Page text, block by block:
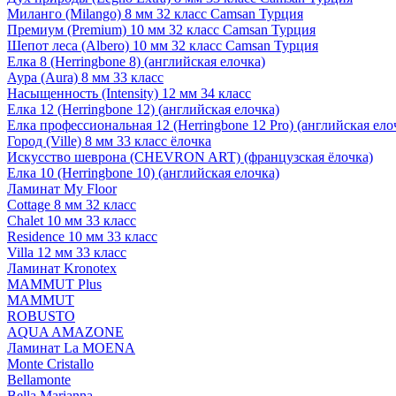
Миланго (Milango) 8 мм 32 класс Camsan Турция
Премиум (Premium) 10 мм 32 класс Camsan Турция
Шепот леса (Albero) 10 мм 32 класс Camsan Турция
Елка 8 (Herringbone 8) (английская елочка)
Аура (Aura) 8 мм 33 класс
Насыщенность (Intensity) 12 мм 34 класс
Елка 12 (Herringbone 12) (английская елочка)
Елка профессиональная 12 (Herringbone 12 Pro) (английская
Город (Ville) 8 мм 33 класс ёлочка
Искусство шеврона (CHEVRON ART) (французская ёлочка)
Елка 10 (Herringbone 10) (английская елочка)
Ламинат My Floor
Cottage 8 мм 32 класс
Chalet 10 мм 33 класс
Residence 10 мм 33 класс
Villa 12 мм 33 класс
Ламинат Kronotex
MAMMUT Plus
MAMMUT
ROBUSTO
AQUA AMAZONE
Ламинат La MOENA
Monte Cristallo
Bellamonte